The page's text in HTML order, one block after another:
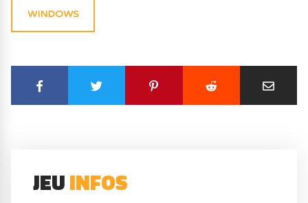
WINDOWS
JEUINFOS